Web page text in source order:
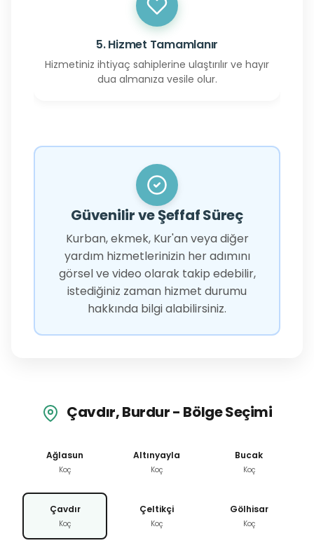
5. Hizmet Tamamlanır
Hizmetiniz ihtiyaç sahiplerine ulaştırılır ve hayır
dua almanıza vesile olur.
Güvenilir ve Şeffaf Süreç
Kurban, ekmek, Kur'an veya diğer
yardım hizmetlerinizin her adımını
görsel ve video olarak takip edebilir,
istediğiniz zaman hizmet durumu
hakkında bilgi alabilirsiniz.
Çavdır, Burdur - Bölge Seçimi
Ağlasun
Koç
Altınyayla
Koç
Bucak
Koç
Çavdır
Koç
Çeltikçi
Koç
Gölhisar
Koç